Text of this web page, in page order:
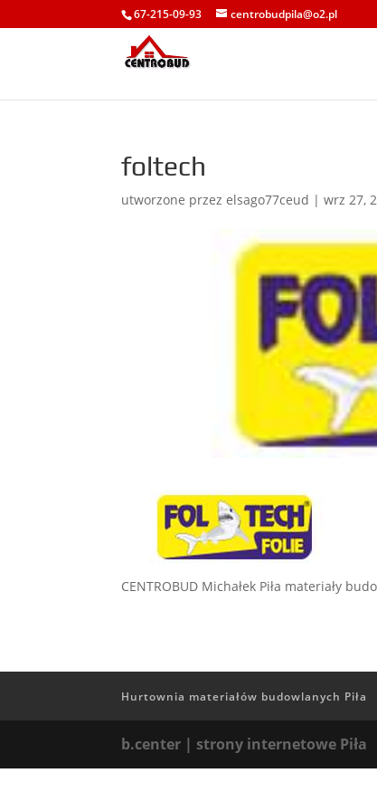
67-215-09-93 centrobudpila@o2.pl
foltech
utworzone przezelsago77ceud |wrz 27,
CENTROBUD Michałek Piła materiały
Hurtownia materiałów budowlanych Piła
b.center | strony internetowe Piła